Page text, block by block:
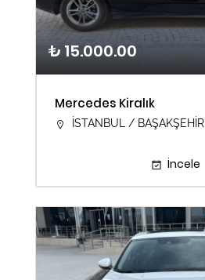
₺ 15.000.00
Mercedes Kiralık
İSTANBUL / BAŞAKŞEHİR
İncele